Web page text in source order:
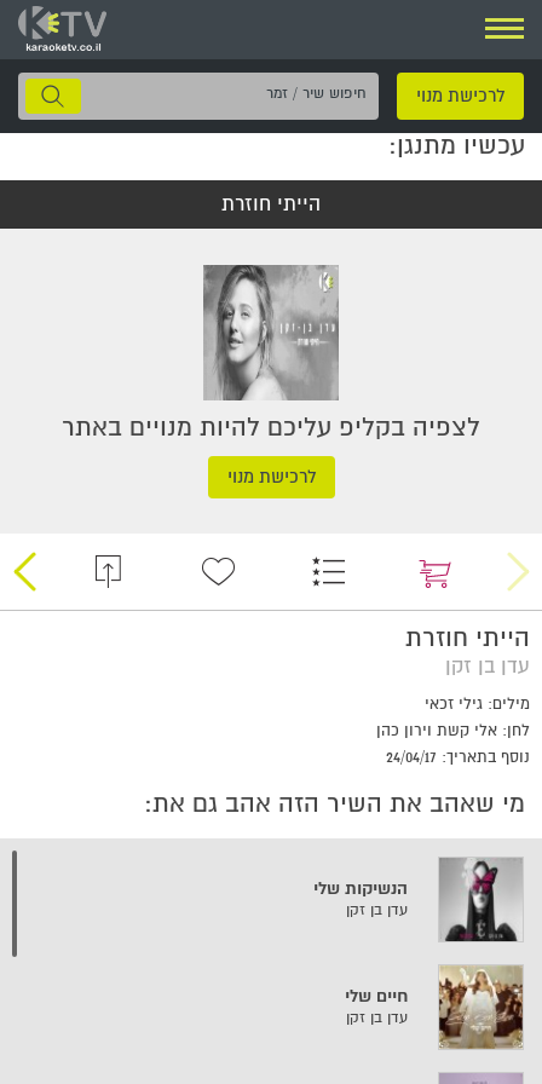
ניווט
לרכישת מנוי
חיפוש
שיר
עכשיו מתנגן:
הייתי חוזרת
לצפיה בקליפ עליכם להיות מנויים באתר
לרכישת מנוי
הייתי חוזרת
עדן בן זקן
מילים: גילי זכאי
לחן: אלי קשת וירון כהן
נוסף בתאריך: 24/04/17
מי שאהב את השיר הזה אהב גם את:
הנשיקות שלי
עדן בן זקן
חיים שלי
עדן בן זקן